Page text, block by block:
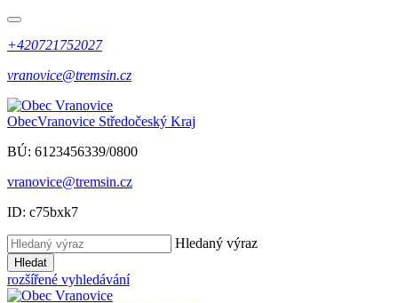
+420721752027
vranovice@tremsin.cz
ObecVranovice Středočeský Kraj
BÚ: 6123456339/0800
vranovice@tremsin.cz
ID: c75bxk7
Hledaný výraz
Hledat
rozšířené vyhledávání